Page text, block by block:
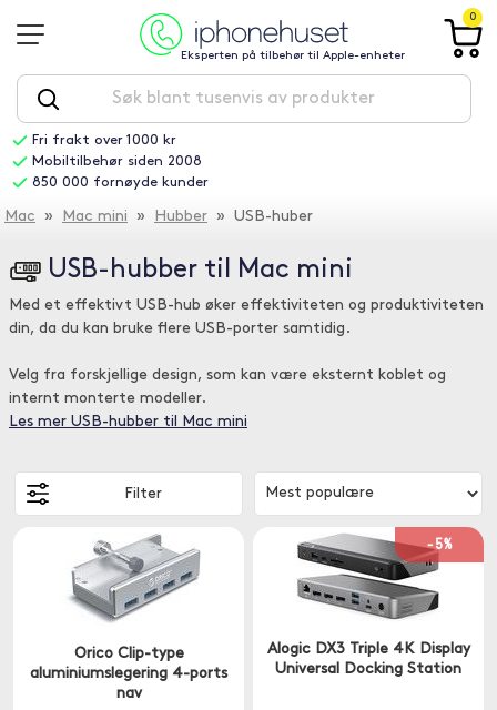
Eksperten på tilbehør til Apple-enheter
0
Fri frakt over 1000 kr
Mobiltilbehør siden 2008
850 000 fornøyde kunder
Mac » Mac mini » Hubber » USB-huber
USB-hubber til Mac mini
Med et effektivt USB-hub øker effektiviteten og produktiviteten
din, da du kan bruke flere USB-porter samtidig.
Velg fra forskjellige design, som kan være eksternt koblet og
internt monterte modeller.
Les mer USB-hubber til Mac mini
Filter
Orico Clip-type
aluminiumslegering 4-ports
nav
-5%
Alogic DX3 Triple 4K Display
Universal Docking Station